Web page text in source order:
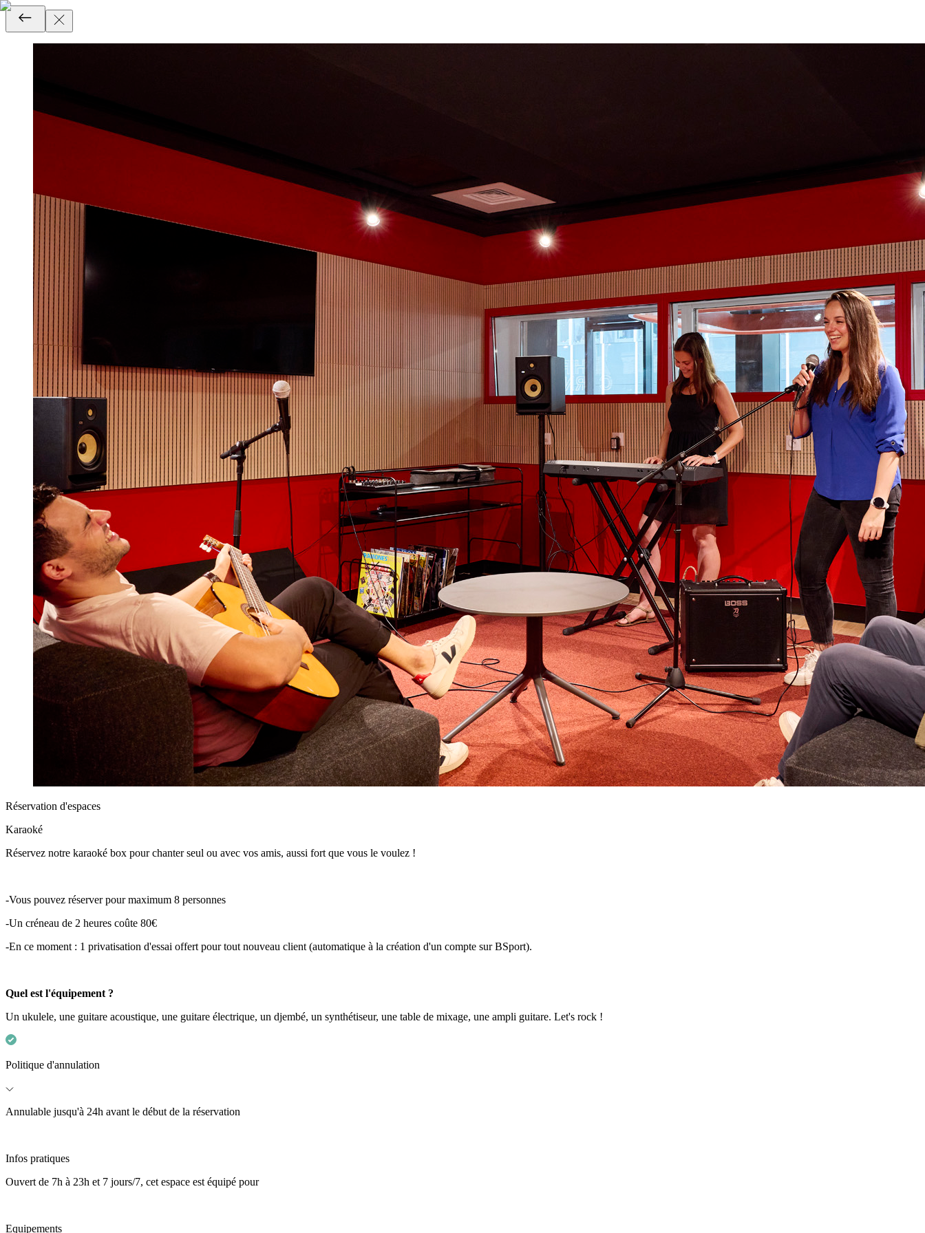
Réservation d'espaces
Karaoké
Réservez notre karaoké box pour chanter seul ou avec vos amis, aussi fort que vous le voulez !
-Vous pouvez réserver pour maximum 8 personnes
-Un créneau de 2 heures coûte 80€
-En ce moment : 1 privatisation d'essai offert pour tout nouveau client (automatique à la création d'un compte sur BSport).
Quel est l'équipement ?
Un ukulele, une guitare acoustique, une guitare électrique, un djembé, un synthétiseur, une table de mixage, une ampli guitare. Let's rock !
Politique d'annulation
Annulable jusqu'à 24h avant le début de la réservation
Infos pratiques
Ouvert de 7h à 23h et 7 jours/7, cet espace est équipé pour
Equipements